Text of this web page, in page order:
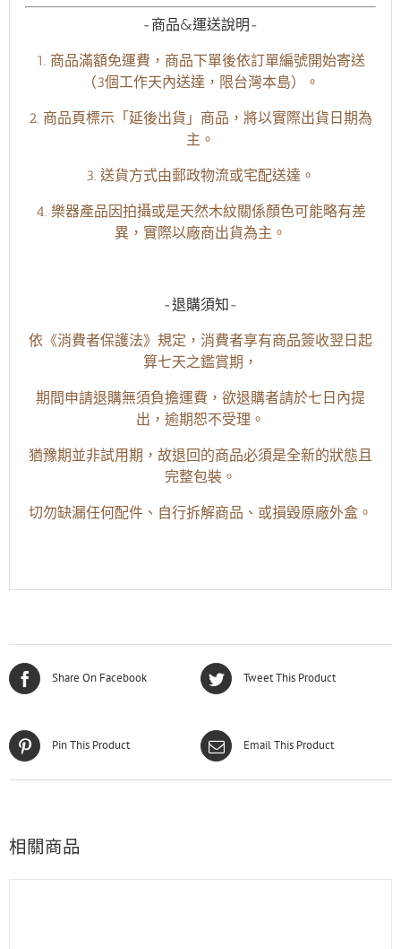
-商品&運送說明-
1. 商品滿額免運費，商品下單後依訂單編號開始寄送
（3個工作天內送達，限台灣本島）。
2. 商品頁標示「延後出貨」商品，將以實際出貨日期為
主。
3. 送貨方式由郵政物流或宅配送達。
4. 樂器產品因拍攝或是天然木紋關係顏色可能略有差
異，實際以廠商出貨為主。
-退購須知-
依《消費者保護法》規定，消費者享有商品簽收翌日起
算七天之鑑賞期，
期間申請退購無須負擔運費，欲退購者請於七日內提
出，逾期恕不受理。
猶豫期並非試用期，故退回的商品必須是全新的狀態且
完整包裝。
切勿缺漏任何配件、自行拆解商品、或損毀原廠外盒。
Share On Facebook Tweet This Product
Pin This Product Email This Product
相關商品